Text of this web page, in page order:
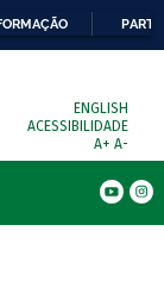
ENGLISH
ACESSIBILIDADE
A+ A-